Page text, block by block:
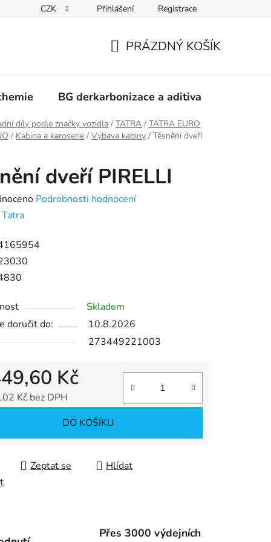
CZK Přihlášení Registrace
KOŠÍK
PRÁZDNÝ KOŠÍK
BG derkarbonizace a aditiva
díly podle značky vozidla / TATRA / TATRA EURO
/ Kabina a karoserie / Výbava kabiny / Těsnění dveří
dveří PIRELLI
Podrobnosti hodnocení
Tatra
Skladem
doručit do:
10.8.2026
273449221003
Kč
Kč bez DPH
DO KOŠÍKU
Zeptat se
Hlídat
Přes 3000 výdejních